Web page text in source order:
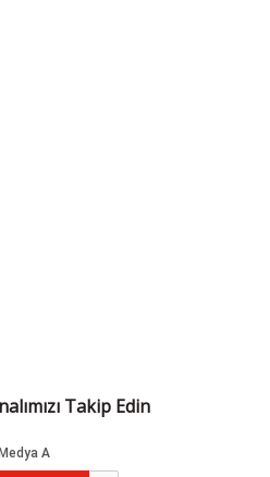
Takip Edin